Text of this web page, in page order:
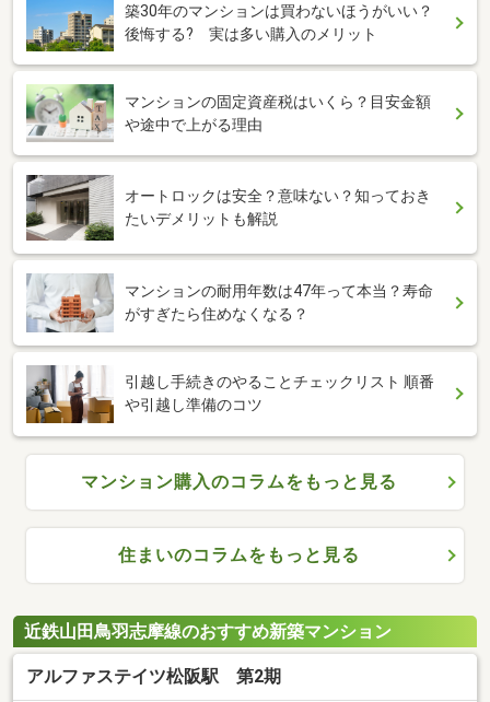
築30年のマンションは買わないほうがいい？
後悔する? 実は多い購入のメリット
マンションの固定資産税はいくら？目安金額
や途中で上がる理由
オートロックは安全？意味ない？知っておき
たいデメリットも解説
マンションの耐用年数は47年って本当？寿命
がすぎたら住めなくなる？
引越し手続きのやることチェックリスト 順番
や引越し準備のコツ
マンション購入のコラムをもっと見る
住まいのコラムをもっと見る
近鉄山田鳥羽志摩線のおすすめ新築マンション
アルファステイツ松阪駅 第2期